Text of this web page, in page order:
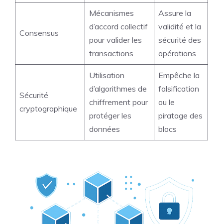
Consensus
Mécanismes
d’accord collectif
pour valider les
transactions
Assure la
validité et la
sécurité des
opérations
Sécurité
cryptographique
Utilisation
d’algorithmes de
chiffrement pour
protéger les
données
Empêche la
falsification
ou le
piratage des
blocs